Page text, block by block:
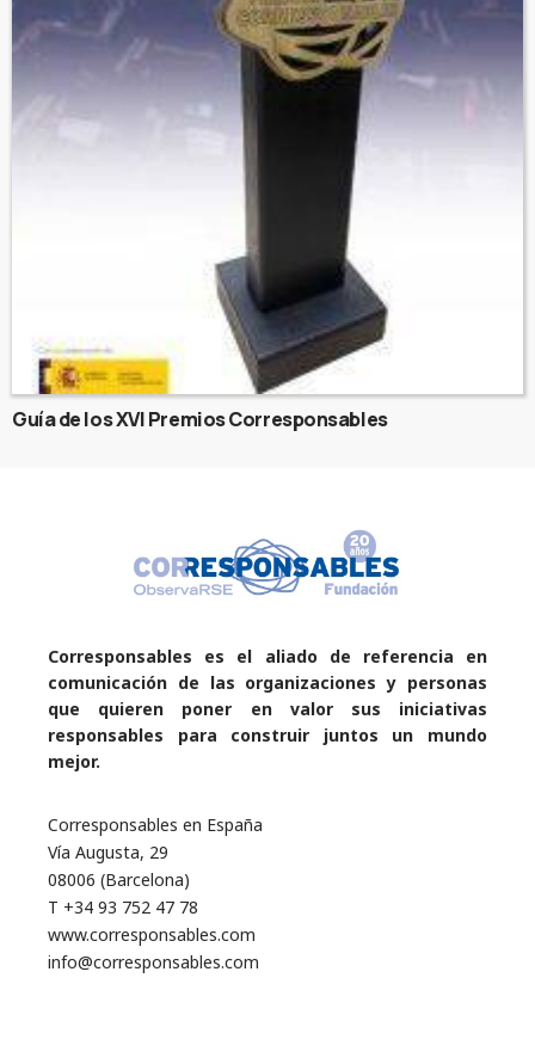
Guía de los XVI Premios Corresponsables
Corresponsables es el aliado de referencia en
comunicación de las organizaciones y personas
que quieren poner en valor sus iniciativas
responsables para construir juntos un mundo
mejor.
Corresponsables en España
Vía Augusta, 29
08006 (Barcelona)
T +34 93 752 47 78
www.corresponsables.com
info@corresponsables.com